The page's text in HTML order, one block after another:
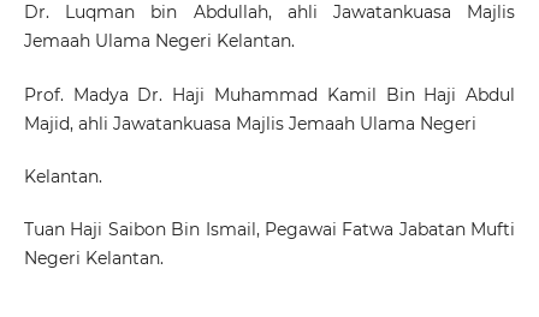
Dr. Luqman bin Abdullah, ahli Jawatankuasa Majlis
Jemaah Ulama Negeri Kelantan.
Prof. Madya Dr. Haji Muhammad Kamil Bin Haji Abdul
Majid, ahli Jawatankuasa Majlis Jemaah Ulama Negeri
Kelantan.
Tuan Haji Saibon Bin Ismail, Pegawai Fatwa Jabatan Mufti
Negeri Kelantan.